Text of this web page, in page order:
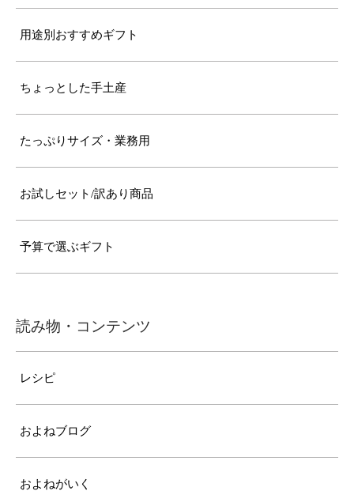
用途別おすすめギフト
ちょっとした手土産
たっぷりサイズ・業務用
お試しセット/訳あり商品
予算で選ぶギフト
読み物・コンテンツ
レシピ
およねブログ
およねがいく